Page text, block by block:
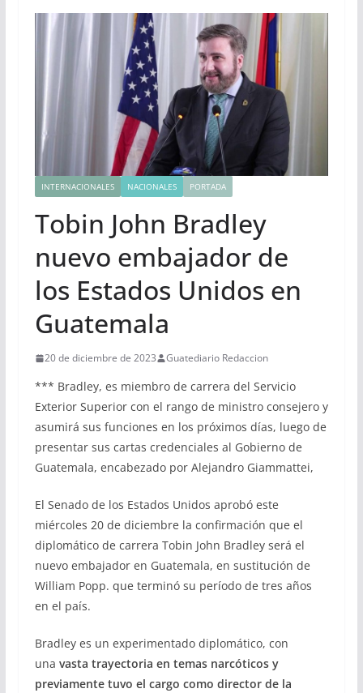
INTERNACIONALES NACIONALES PORTADA
Tobin John Bradley
nuevo embajador de
los Estados Unidos en
Guatemala
20 de diciembre de 2023 Guatediario Redaccion
*** Bradley, es miembro de carrera del Servicio
Exterior Superior con el rango de ministro consejero y
asumirá sus funciones en los próximos días, luego de
presentar sus cartas credenciales al Gobierno de
Guatemala, encabezado por Alejandro Giammattei,
El Senado de los Estados Unidos aprobó este
miércoles 20 de diciembre la confirmación que el
diplomático de carrera Tobin John Bradley será el
nuevo embajador en Guatemala, en sustitución de
William Popp. que terminó su período de tres años
en el país.
Bradley es un experimentado diplomático, con
una vasta trayectoria en temas narcóticos y
previamente tuvo el cargo como director de la